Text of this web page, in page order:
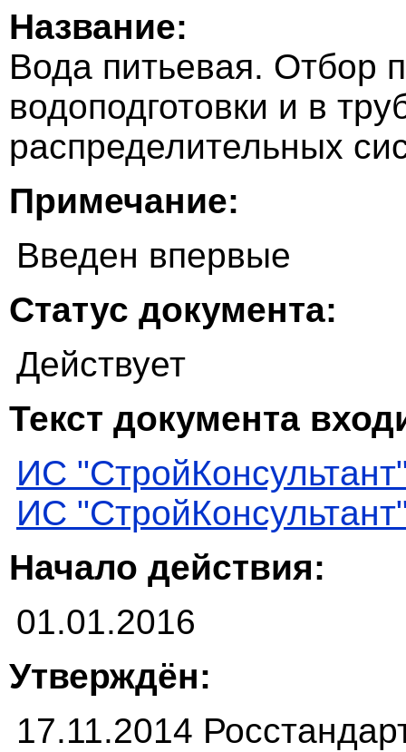
Название:
Вода питьевая. Отбор
водоподготовки и в
распределительных
Примечание:
Введен впервые
Статус документа:
Действует
Текст документа
ИС
ИС
Начало действия:
01.01.2016
Утверждён:
17.11.2014